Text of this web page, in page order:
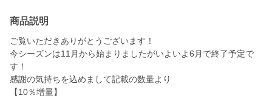
商品説明
ご覧いただきありがとうございます！
今シーズンは11月から始まりましたがいよいよ6月で終了予定で
す！
感謝の気持ちを込めまして記載の数量より
【10％増量】